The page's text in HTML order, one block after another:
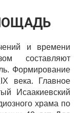
и времени
составляют
Формирование
века. Главное
Исаакиевский
храма по